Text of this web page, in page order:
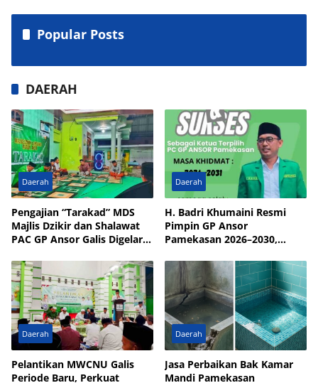
Popular Posts
DAERAH
Daerah
Pengajian “Tarakad” MDS
Majlis Dzikir dan Shalawat
PAC GP Ansor Galis Digelar
Bulay
Daerah
H. Badri Khumaini Resmi
Pimpin GP Ansor
Pamekasan 2026–2030,
Daerah
Pelantikan MWCNU Galis
Periode Baru, Perkuat
Daerah
Jasa Perbaikan Bak Kamar
Mandi Pamekasan